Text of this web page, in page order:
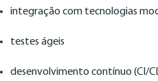
integração com tecnologias
testes ágeis
desenvolvimento contínuo (CI/